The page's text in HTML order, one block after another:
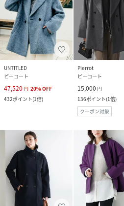
UNTITLED
ピーコート
47,520 円 20%OFF
432ポイント(1倍)
Pierrot
ピーコート
15,000 円
136ポイント(1倍)
クーポン対象